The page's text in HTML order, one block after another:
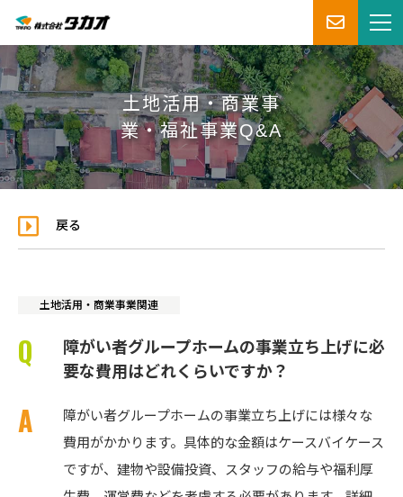
土地活用・商業事
業・福祉事業Q&A
戻る
土地活用・商業事業関連
障がい者グループホームの事業立ち上げに必
要な費用はどれくらいですか？
障がい者グループホームの事業立ち上げには様々な
費用がかかります。具体的な金額はケースバイケース
ですが、建物や設備投資、スタッフの給与や福利厚